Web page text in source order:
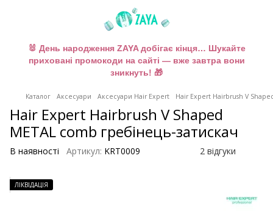
🐰 День народження ZAYA добігає кінця… Шукайте
приховані промокоди на сайті — вже завтра вони
зникнуть! 🎁
Каталог Аксесуари Аксесуари Hair Expert Hair Expert Hairbrush V
Hair Expert Hairbrush V Shaped
METAL comb гребінець-затискач
В наявності Артикул: KRT0009 2 відгуки
ЛІКВІДАЦІЯ